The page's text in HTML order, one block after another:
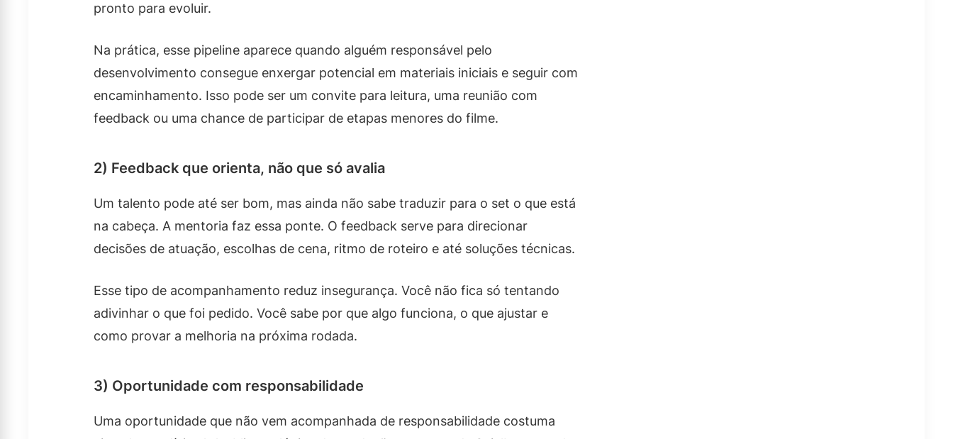
pronto para evoluir.
Na prática, esse pipeline aparece quando alguém responsável pelo
desenvolvimento consegue enxergar potencial em materiais iniciais e seguir com
encaminhamento. Isso pode ser um convite para leitura, uma reunião com
feedback ou uma chance de participar de etapas menores do filme.
2) Feedback que orienta, não que só avalia
Um talento pode até ser bom, mas ainda não sabe traduzir para o set o que está
na cabeça. A mentoria faz essa ponte. O feedback serve para direcionar
decisões de atuação, escolhas de cena, ritmo de roteiro e até soluções técnicas.
Esse tipo de acompanhamento reduz insegurança. Você não fica só tentando
adivinhar o que foi pedido. Você sabe por que algo funciona, o que ajustar e
como provar a melhoria na próxima rodada.
3) Oportunidade com responsabilidade
Uma oportunidade que não vem acompanhada de responsabilidade costuma